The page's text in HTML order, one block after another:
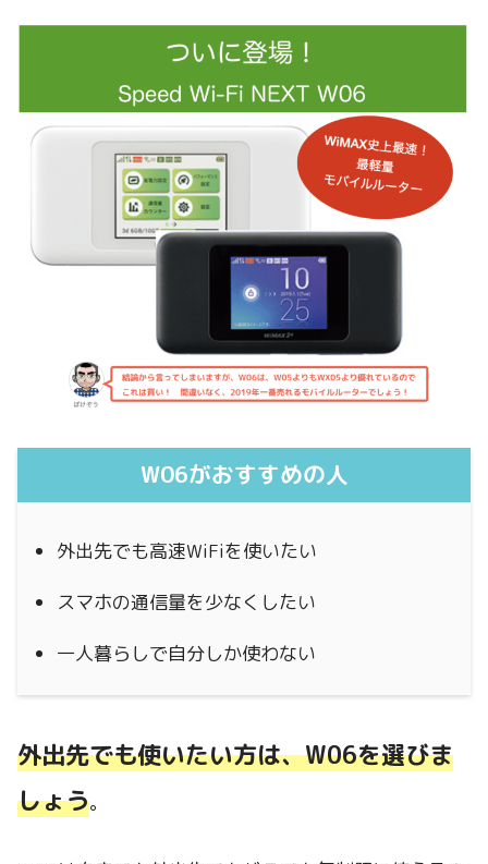
W06がおすすめの人
外出先でも高速WiFiを使いたい
スマホの通信量を少なくしたい
一人暮らしで自分しか使わない
外出先でも使いたい方は、W06を選びま
しょう。